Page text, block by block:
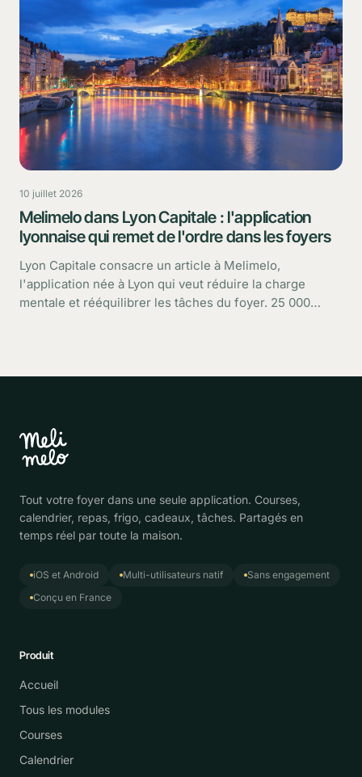
10 juillet 2026
Melimelo dans Lyon Capitale : l'application
lyonnaise qui remet de l'ordre dans les foyers
Lyon Capitale consacre un article à Melimelo,
l'application née à Lyon qui veut réduire la charge
mentale et rééquilibrer les tâches du foyer. 25 000
Tout votre foyer dans une seule application. Courses,
calendrier, repas, frigo, cadeaux, tâches. Partagés en
temps réel par toute la maison.
iOS et Android Multi-utilisateurs natif
Sans engagement
Conçu en France
Produit
Accueil
Tous les modules
Courses
Calendrier